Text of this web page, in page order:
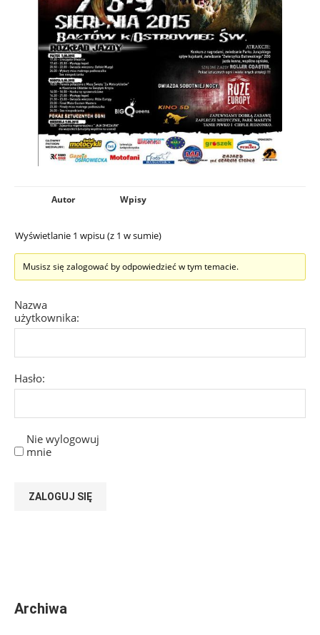
Autor Wpisy
Wyświetlanie 1 wpisu (z 1 w sumie)
Musisz się zalogować by odpowiedzieć w tym temacie.
Nazwa
użytkownika:
Hasło:
Nie wylogowuj
mnie
ZALOGUJ SIĘ
Archiwa